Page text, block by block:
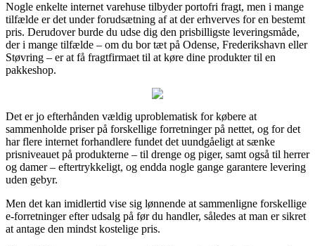
Nogle enkelte internet varehuse tilbyder portofri fragt, men i mange
tilfælde er det under forudsætning af at der erhverves for en bestemt
pris. Derudover burde du udse dig den prisbilligste leveringsmåde,
der i mange tilfælde – om du bor tæt på Odense, Frederikshavn eller
Støvring – er at få fragtfirmaet til at køre dine produkter til en
pakkeshop.
Det er jo efterhånden vældig uproblematisk for købere at
sammenholde priser på forskellige forretninger på nettet, og for det
har flere internet forhandlere fundet det uundgåeligt at sænke
prisniveauet på produkterne – til drenge og piger, samt også til herrer
og damer – eftertrykkeligt, og endda nogle gange garantere levering
uden gebyr.
Men det kan imidlertid vise sig lønnende at sammenligne forskellige
e-forretninger efter udsalg på før du handler, således at man er sikret
at antage den mindst kostelige pris.